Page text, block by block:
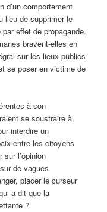
d’un comportement
lieu de supprimer le
effet de propagande.
bravent-elles en
sur les lieux publics
se poser en victime de
à son
se soustraire à
interdire un
entre les citoyens
l’opinion
de vagues
placer le curseur
a dit que la
?